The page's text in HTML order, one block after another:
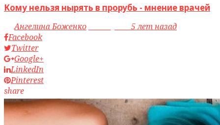
Кому нельзя нырять в прорубь - мнение врачей
byАнгелина Боженко
5 лет назад
Facebook
Twitter
Google+
LinkedIn
Pinterest
share